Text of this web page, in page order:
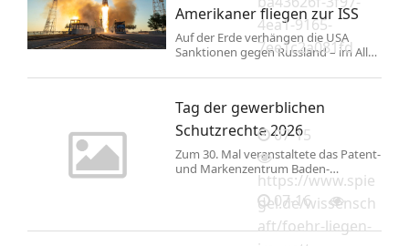
Geislingen (09:30 Uhr). Auf der
Geislinger Steige zeigen die Dampflok
und ...
Amerikaner fliegen zur ISS
Auf der Erde verhängen die USA
Sanktionen gegen Russland – im All
Raumschiff hat ein gemischtes Trio
Mann mit ukrainischen Wurzeln.
4ea1-9165-
7ee1c2a081fd
Tag der gewerblichen
Schutzrechte 2026
Zum 30. Mal veranstaltete das Patent-
und Markenzentrum Baden-
Württemberg im
Regierungspräsidium Stuttgart den
„Tag der gewerblichen Schutzrechte“.
Neben Vorträgen zu aktuellen
Themen bietet der Kongress
07-16
07-15
https://www.spie
gel.de/wissensch
aft/foehr-liegen-